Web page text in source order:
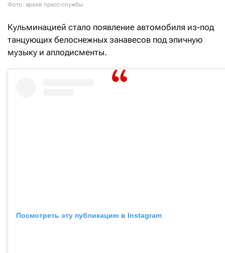
Фото: архив пресс-службы
Кульминацией стало появление автомобиля из-под
танцующих белоснежных занавесов под эпичную
музыку и аплодисменты.
Посмотреть эту публикацию в Instagram